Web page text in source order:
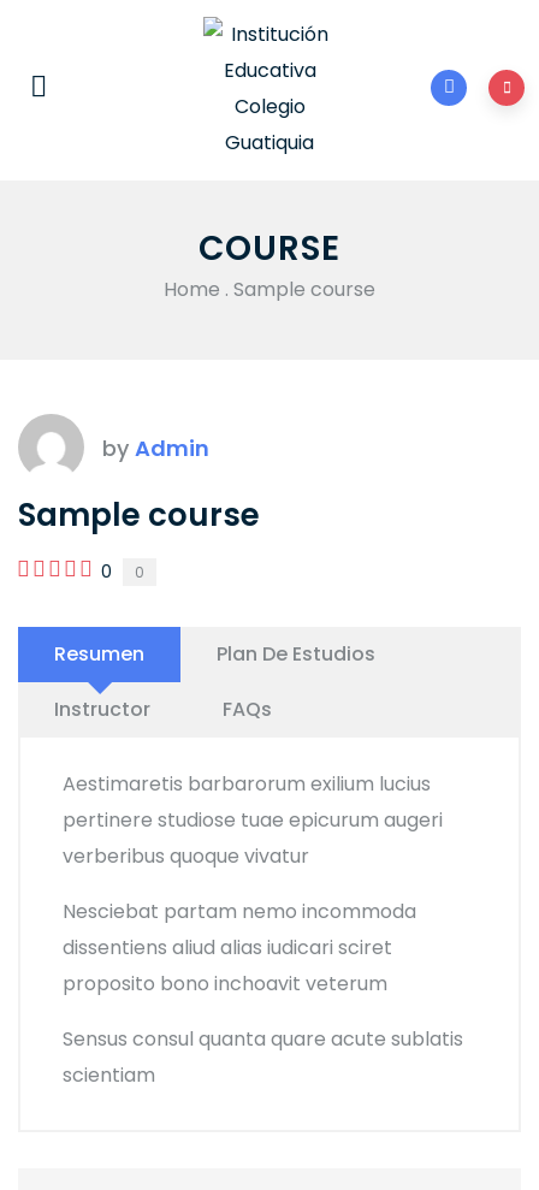
COURSE
Home . Sample course
by Admin
Sample course
0 0
Resumen
Plan De Estudios
Instructor
FAQs
Aestimaretis barbarorum exilium lucius
pertinere studiose tuae epicurum augeri
verberibus quoque vivatur
Nesciebat partam nemo incommoda
dissentiens aliud alias iudicari sciret
proposito bono inchoavit veterum
Sensus consul quanta quare acute sublatis
scientiam